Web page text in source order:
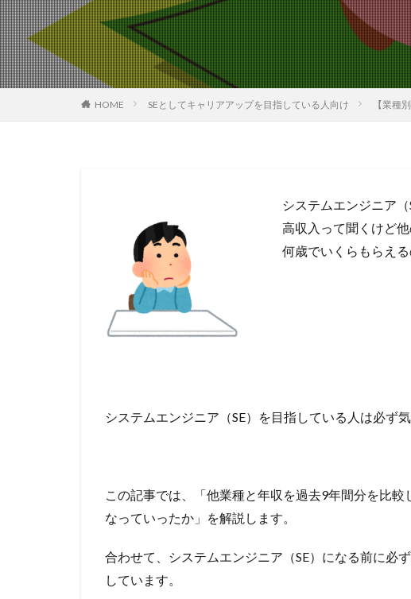
HOME SEとしてキャリアアップを目指している人向け 【業種
システムエンジニア
高収入って聞くけど
何歳でいくらもらえる
システムエンジニア（SE）を目指している人は必ず
この記事では、「他業種と年収を過去9年間分を比較
なっていったか」を解説します。
合わせて、システムエンジニア（SE）になる前に必
しています。